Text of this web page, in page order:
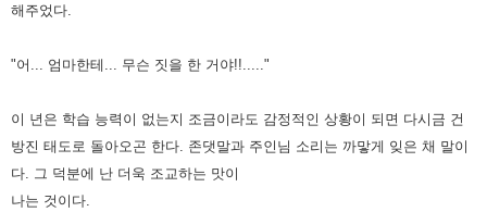
해주었다.
"어... 엄마한테... 무슨 짓을 한 거야!!....."
이 년은 학습 능력이 없는지 조금이라도 감정적인 상황이 되면 다시금 건
방진 태도로 돌아오곤 한다. 존댓말과 주인님 소리는 까맣게 잊은 채 말이
다. 그 덕분에 난 더욱 조교하는 맛이
나는 것이다.